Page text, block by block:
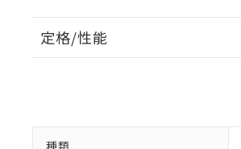
定格/性能
種類